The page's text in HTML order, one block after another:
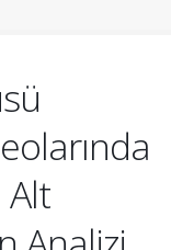
Alt